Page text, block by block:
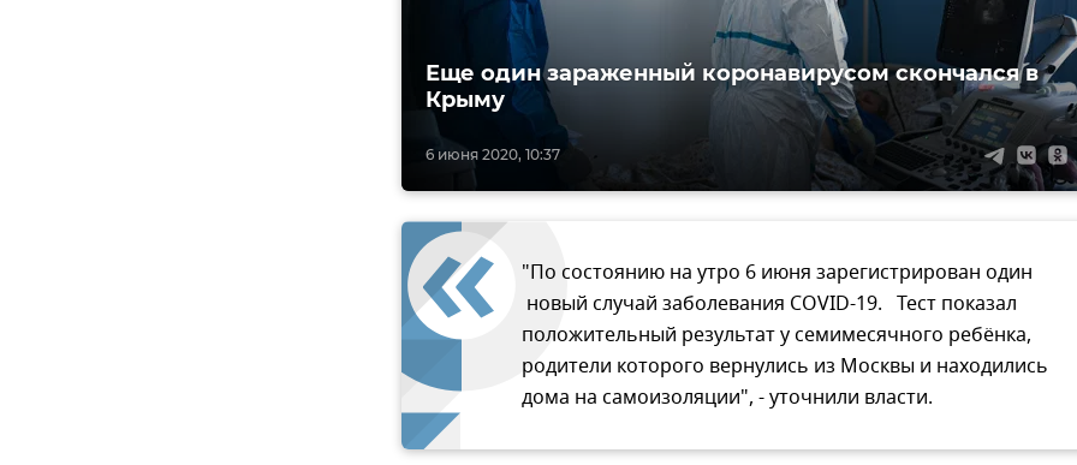
6 июня 2020, 10:37
Еще один зараженный коронавирусом скончался в
Крыму
"По состоянию на утро 6 июня зарегистрирован один
новый случай заболевания COVID-19. Тест показал
положительный результат у семимесячного ребёнка,
родители которого вернулись из Москвы и находились
дома на самоизоляции", - уточнили власти.